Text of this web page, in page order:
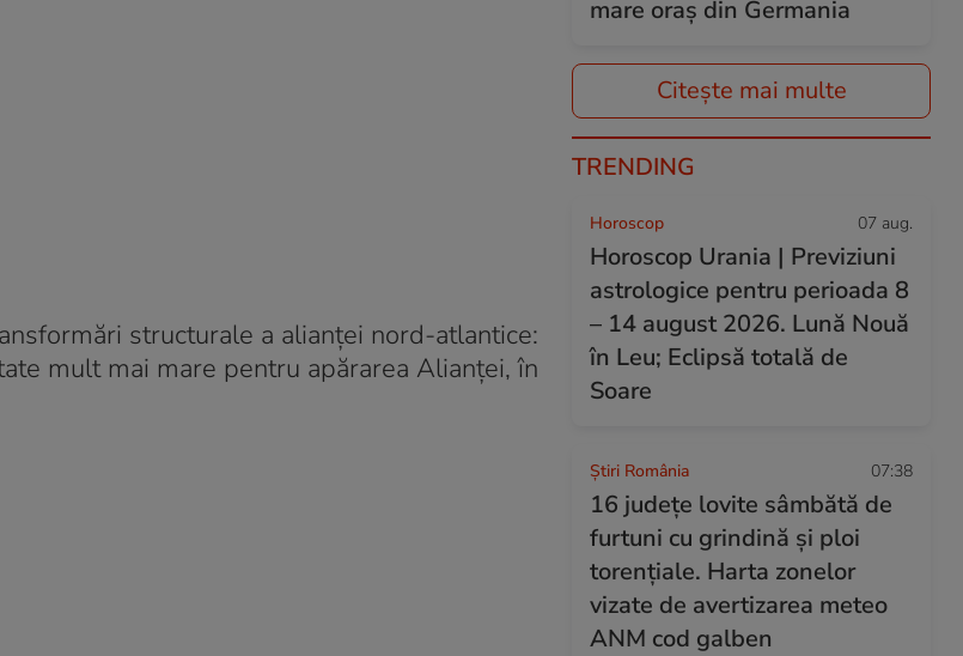
structurale a alianței nord-atlantice:
mult mai mare pentru apărarea Alianței, în
mare oraș din Germania
Citește mai multe
TRENDING
Horoscop 07 aug.
Horoscop Urania | Previziuni
astrologice pentru perioada 8
– 14 august 2026. Lună Nouă
în Leu; Eclipsă totală de
Soare
Știri România 07:38
16 județe lovite sâmbătă de
furtuni cu grindină și ploi
torențiale. Harta zonelor
vizate de avertizarea meteo
ANM cod galben